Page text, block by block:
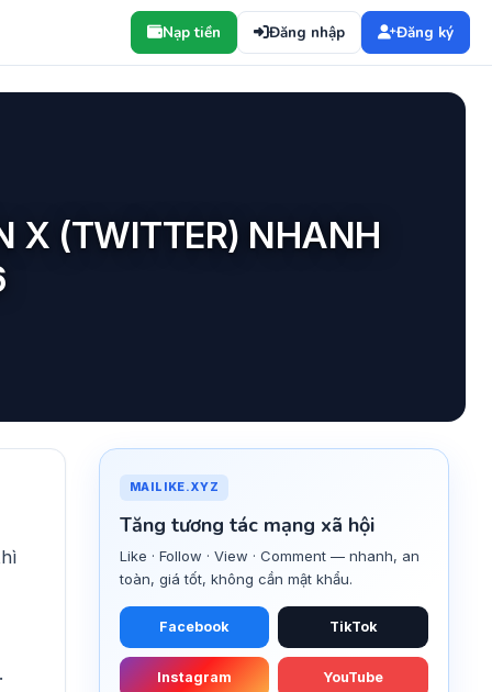
Nạp tiền Đăng nhập Đăng ký
X (TWITTER) NHANH
MAILIKE.XYZ
Tăng tương tác mạng xã hội
Like · Follow · View · Comment — nhanh, an
toàn, giá tốt, không cần mật khẩu.
Facebook TikTok
Instagram YouTube